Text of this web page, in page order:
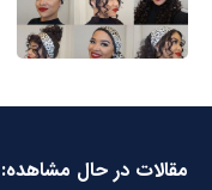
مقالات در حال مشاهده: